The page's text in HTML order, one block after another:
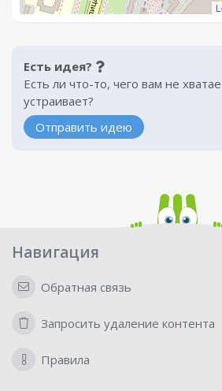
Есть идея?
Есть ли что-то, чего вам не
устраивает?
Отправить идею
Навигация
Обратная связь
Запросить удаление контента
Правила